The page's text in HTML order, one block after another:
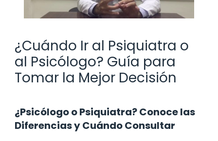
¿Cuándo Ir al Psiquiatra o
al Psicólogo? Guía para
Tomar la Mejor Decisión
¿Psicólogo o Psiquiatra? Conoce las
Diferencias y Cuándo Consultar